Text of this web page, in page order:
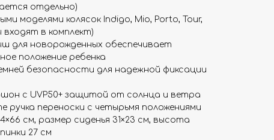
отдельно)
моделями колясок Indigo, Mio, Porto, Tour,
в комплект)
для новорожденных обеспечивает
положение ребенка
безопасности для надежной фиксации
с UVP50+ защитой от солнца и ветра
ручка переноски с четырьмя положениями
см, размер сиденья 31×23 см, высота
27 см